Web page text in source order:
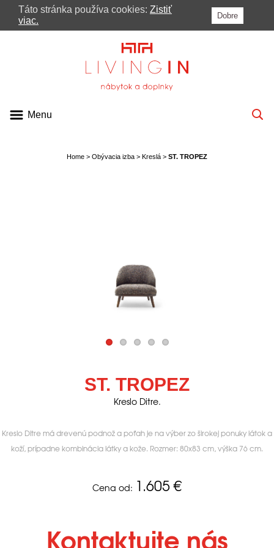
Menu
MENU
BLOG
Home > Obývacia izba > Kreslá > ST. TROPEZ
ST. TROPEZ
Kreslo Ditre.
Kreslo Ditre má drevenú podnož a poťah je na výber zo širokej ponuky látok a
koží, prípadne kombinácia látky a kože. Rozmer: 80x83 cm, výška 76 cm.
Cena od: 1.605€
Kontaktujte nás
Táto stránka používa cookies: Zistiť
viac.
Dobre